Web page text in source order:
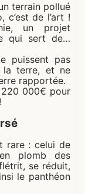
terrain pollué
de l’art !
un projet
qui sert de…
puissent pas
la terre, et ne
rapportée.
220 000€ pour
rare : celui de
plomb des
se réduit,
le panthéon